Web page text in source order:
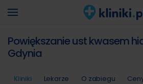
Powiększanie ust kwasem
Gdynia
Kliniki Lekarze O zabiegu